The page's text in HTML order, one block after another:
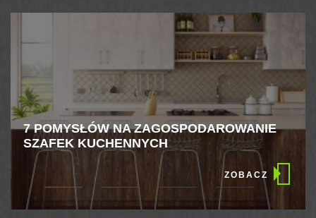
7 POMYSŁÓW NA ZAGOSPODAROWANIE
SZAFEK KUCHENNYCH
ZOBACZ